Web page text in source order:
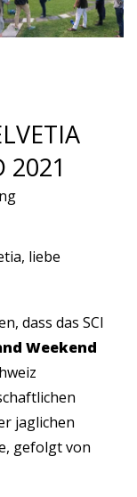
2021
liebe
dass das SCI
Weekend
jaglichen
gefolgt von